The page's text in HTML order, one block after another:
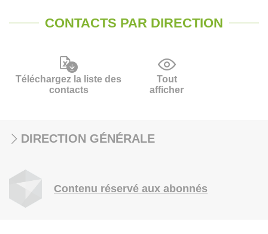
CONTACTS PAR DIRECTION
Téléchargez la liste des
contacts
Tout
afficher
DIRECTION GÉNÉRALE
Contenu réservé aux abonnés